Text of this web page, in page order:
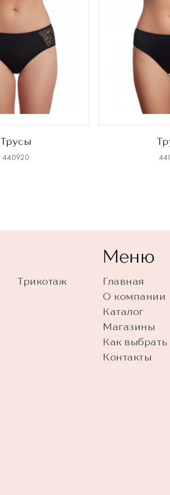
Трусы
440920
Трикотаж
Меню
Главная
О компании
Каталог
Магазины
Как выбрать
Контакты